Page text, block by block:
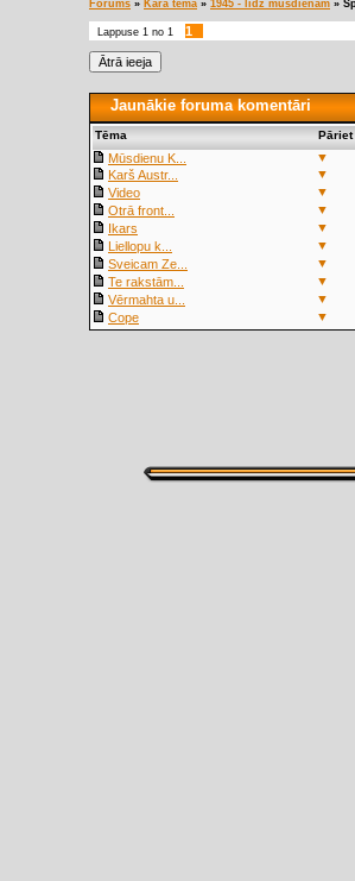
Forums » Kara tēma » 1945 - līdz mūsdienām »
Lappuse 1 no 1 1
Jaunākie foruma komentāri
Tēma Pāriet
Mūsdienu K... ▼
Karš Austr...
▼
Video
▼
Otrā front...
▼
Ikars
▼
Liellopu k...
▼
Sveicam Ze...
▼
Te rakstām...
▼
Vērmahta u...
▼
Cope
▼